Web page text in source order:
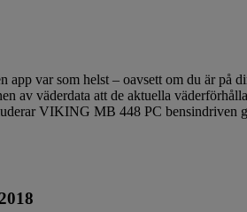
var som helst – oavsett om du är på
av väderdata att de aktuella
VIKING MB 448 PC bensindriven